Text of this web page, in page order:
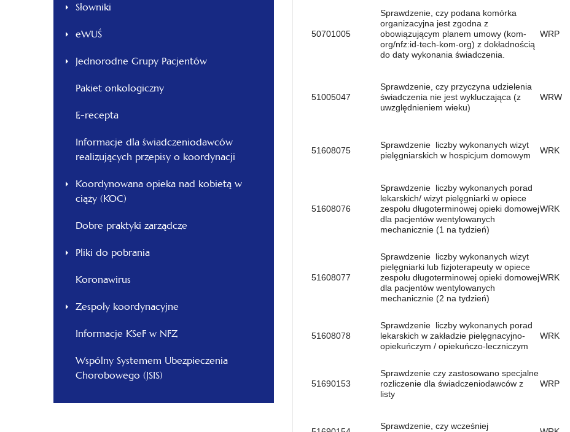
Słowniki
eWUŚ
Jednorodne Grupy Pacjentów
Pakiet onkologiczny
E-recepta
Informacje dla świadczeniodawców
realizujących przepisy o koordynacji
Koordynowana opieka nad kobietą w
ciąży (KOC)
Dobre praktyki zarządcze
Pliki do pobrania
Koronawirus
Zespoły koordynacyjne
Informacje KSeF w NFZ
Wspólny Systemem Ubezpieczenia
Chorobowego (JSIS)
50701005
Sprawdzenie, czy podana komórka
organizacyjna jest zgodna z
obowiązującym planem umowy (kom-
org/nfz:id-tech-kom-org) z dokładnością
do daty wykonania świadczenia.
WRP
51005047
Sprawdzenie, czy przyczyna udzielenia
świadczenia nie jest wykluczająca (z
uwzględnieniem wieku)
WRW
51608075
Sprawdzenie liczby wykonanych wizyt
pielęgniarskich w hospicjum domowym
WRK
51608076
Sprawdzenie liczby wykonanych porad
lekarskich/ wizyt pielęgniarki w opiece
zespołu długoterminowej opieki domowej
dla pacjentów wentylowanych
mechanicznie (1 na tydzień)
WRK
51608077
Sprawdzenie liczby wykonanych wizyt
pielęgniarki lub fizjoterapeuty w opiece
zespołu długoterminowej opieki domowej
dla pacjentów wentylowanych
mechanicznie (2 na tydzień)
WRK
51608078
Sprawdzenie liczby wykonanych porad
lekarskich w zakładzie pielęgnacyjno-
opiekuńczym / opiekuńczo-leczniczym
WRK
51690153
Sprawdzenie czy zastosowano specjalne
rozliczenie dla świadczeniodawców z
listy
WRP
Sprawdzenie, czy wcześniej